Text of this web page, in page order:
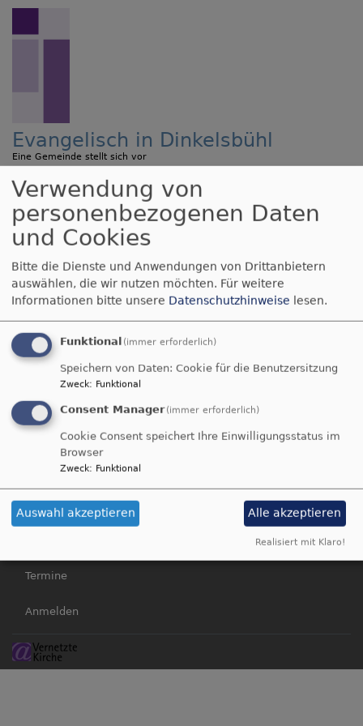
Direkt
Evangelisch in Dinkelsbühl
Eine Gemeinde stellt sich vor
Hauptnavigation
Kirchenmusik
Startseite
Glauben & Leben
Gottesdienste
Gemeinde
Angebote
Kitas
Termine
Cookie-Einstellungen
Barrierefreiheitserklärung
Benutzermenü
Anmelden
Verwendung von
personenbezogenen Daten
und Cookies
Bitte die Dienste und Anwendungen von Drittanbietern
auswählen, die wir nutzen möchten. Für weitere
Informationen bitte unsere Datenschutzhinweise lesen.
Funktional (immer erforderlich)
Speichern von Daten: Cookie für die Benutzersitzung
Zweck: Funktional
Consent Manager (immer erforderlich)
Cookie Consent speichert Ihre Einwilligungsstatus im
Browser
Zweck: Funktional
Auswahl akzeptieren Alle akzeptieren
Realisiert mit Klaro!